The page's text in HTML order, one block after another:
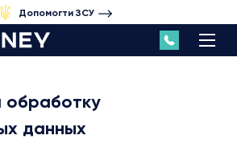
Допомогти ЗСУ
обработку
данных